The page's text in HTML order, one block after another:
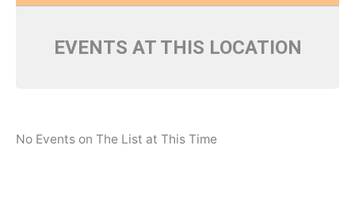
EVENTS AT THIS LOCATION
No Events on The List at This Time